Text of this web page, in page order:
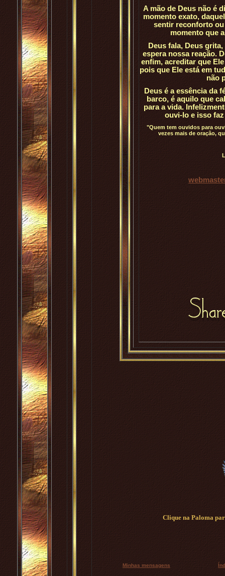
A mão de Deus não é
momento exato,
sentir reconforto
momento que
Deus fala, Deus
espera nossa reação.
enfim, acreditar que
pois que Ele está em
não
Deus é a essência da
barco, é aquilo que
para a vida.
ouvi-lo e isso
"Quem tem ouvidos para
vezes mais de oração,
Clique na Paloma
Minhas mensagens